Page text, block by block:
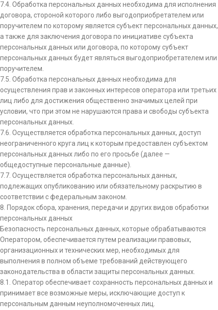
7.4. Обработка персональных данных необходима для исполнения
договора, стороной которого либо выгодоприобретателем или
поручителем по которому является субъект персональных данных,
а также для заключения договора по инициативе субъекта
персональных данных или договора, по которому субъект
персональных данных будет являться выгодоприобретателем или
поручителем.
7.5. Обработка персональных данных необходима для
осуществления прав и законных интересов оператора или третьих
лиц либо для достижения общественно значимых целей при
условии, что при этом не нарушаются права и свободы субъекта
персональных данных.
7.6. Осуществляется обработка персональных данных, доступ
неограниченного круга лиц к которым предоставлен субъектом
персональных данных либо по его просьбе (далее —
общедоступные персональные данные).
7.7. Осуществляется обработка персональных данных,
подлежащих опубликованию или обязательному раскрытию в
соответствии с федеральным законом.
8. Порядок сбора, хранения, передачи и других видов обработки
персональных данных
Безопасность персональных данных, которые обрабатываются
Оператором, обеспечивается путем реализации правовых,
организационных и технических мер, необходимых для
выполнения в полном объеме требований действующего
законодательства в области защиты персональных данных.
8.1. Оператор обеспечивает сохранность персональных данных и
принимает все возможные меры, исключающие доступ к
персональным данным неуполномоченных лиц.